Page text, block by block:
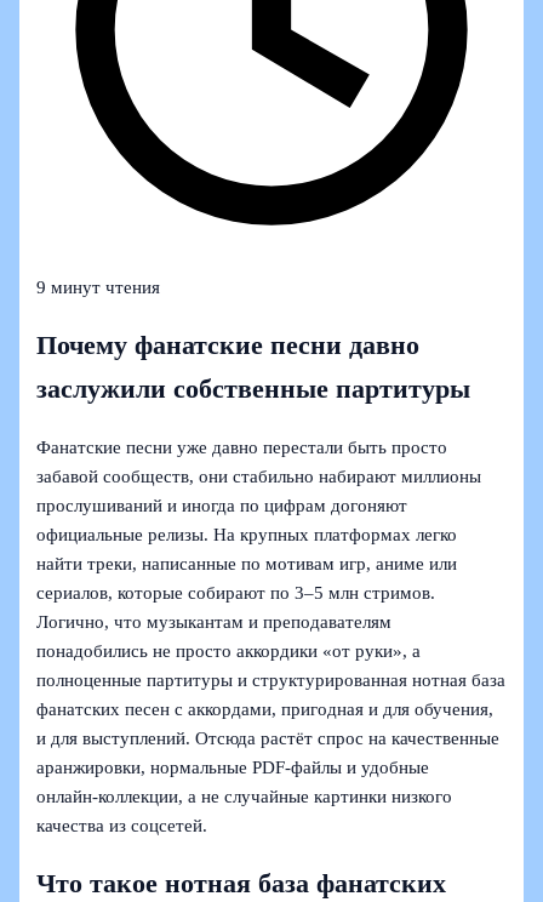
9 минут чтения
Почему фанатские песни давно
заслужили собственные партитуры
Фанатские песни уже давно перестали быть просто
забавой сообществ, они стабильно набирают миллионы
прослушиваний и иногда по цифрам догоняют
официальные релизы. На крупных платформах легко
найти треки, написанные по мотивам игр, аниме или
сериалов, которые собирают по 3–5 млн стримов.
Логично, что музыкантам и преподавателям
понадобились не просто аккордики «от руки», а
полноценные партитуры и структурированная нотная база
фанатских песен с аккордами, пригодная и для обучения,
и для выступлений. Отсюда растёт спрос на качественные
аранжировки, нормальные PDF-файлы и удобные
онлайн‑коллекции, а не случайные картинки низкого
качества из соцсетей.
Что такое нотная база фанатских